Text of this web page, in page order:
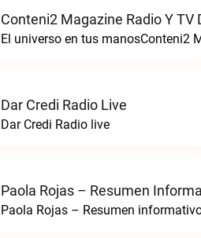
Conteni2 Magazine Radio Y TV
El universo en tus manosConteni2
Dar Credi Radio Live
Dar Credi Radio live
Paola Rojas – Resumen
Paola Rojas – Resumen